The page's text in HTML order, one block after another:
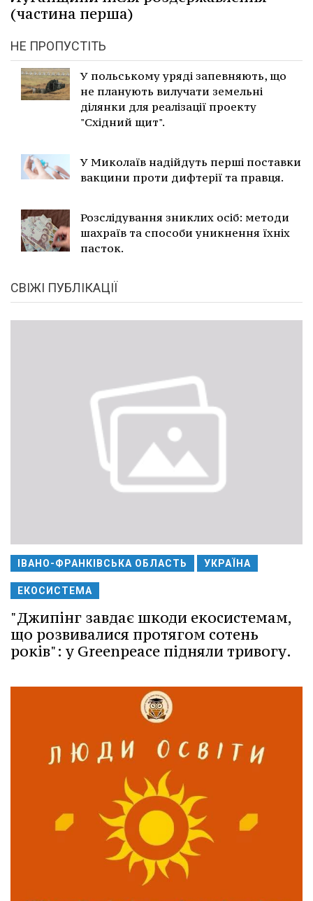
(частина перша)
НЕ ПРОПУСТІТЬ
У польському уряді запевняють, що
не планують вилучати земельні
ділянки для реалізації проекту
"Східний щит".
У Миколаїв надійдуть перші поставки
вакцини проти дифтерії та правця.
Розслідування зниклих осіб: методи
шахраїв та способи уникнення їхніх
пасток.
СВІЖІ ПУБЛІКАЦІЇ
ІВАНО-ФРАНКІВСЬКА ОБЛАСТЬ УКРАЇНА
ЕКОСИСТЕМА
"Джипінг завдає шкоди екосистемам,
що розвивалися протягом сотень
років": у Greenpeace підняли тривогу.